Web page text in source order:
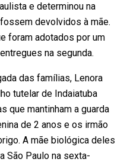
e determinou na
devolvidos à mãe.
foram adotados por um
na segunda.
das famílias, Lenora
tutelar de Indaiatuba
que mantinham a guarda
de 2 anos e os irmão
A mãe biológica deles
São Paulo na sexta-